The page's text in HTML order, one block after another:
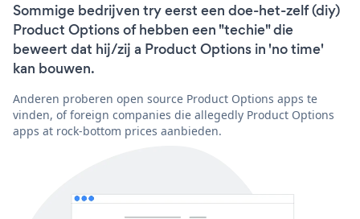
Sommige bedrijven try eerst een doe-het-zelf (diy)
Product Options of hebben een "techie" die
beweert dat hij/zij a Product Options in 'no time'
kan bouwen.
Anderen proberen open source Product Options apps te
vinden, of foreign companies die allegedly Product Options
apps at rock-bottom prices aanbieden.